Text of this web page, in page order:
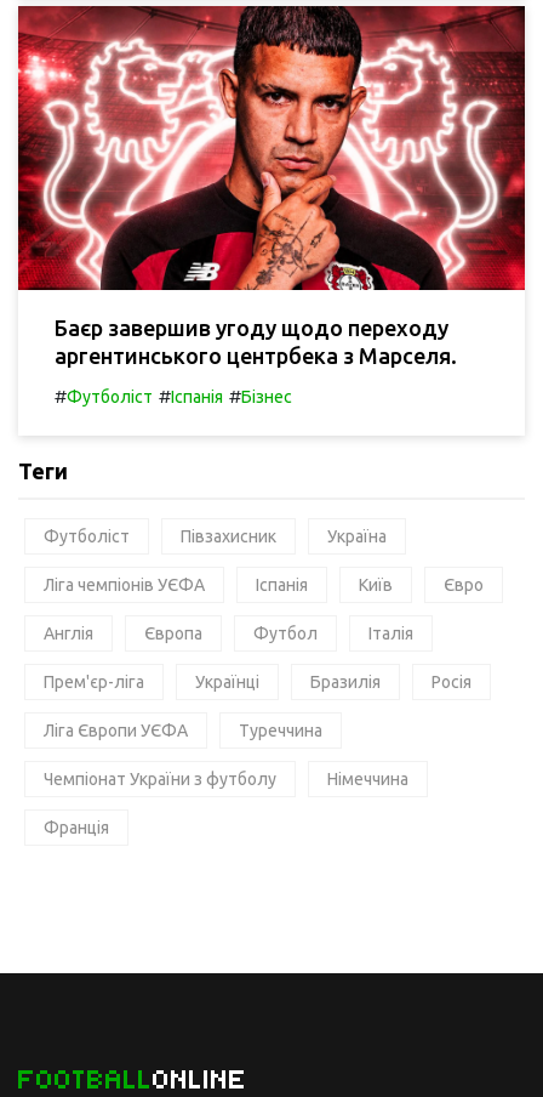
Баєр завершив угоду щодо переходу
аргентинського центрбека з Марселя.
#Футболіст #Іспанія #Бізнес
Теги
Футболіст Півзахисник Україна
Ліга чемпіонів УЄФА Іспанія Київ Євро
Англія Європа Футбол Італія
Прем'єр-ліга Українці Бразилія Росія
Ліга Європи УЄФА Туреччина
Чемпіонат України з футболу Німеччина
Франція
FOOTBALLONLINE